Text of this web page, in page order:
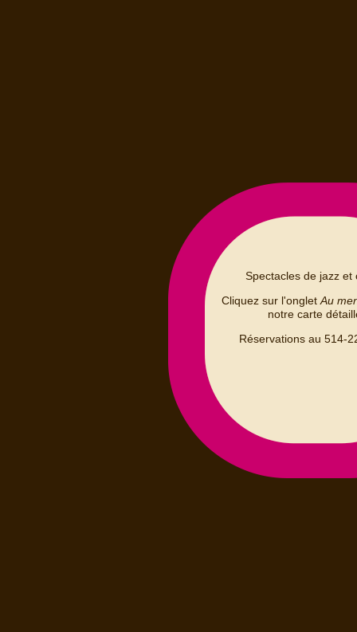
Spectacles de jazz et
Cliquez sur l'onglet Au
notre carte
Réservations au 514-